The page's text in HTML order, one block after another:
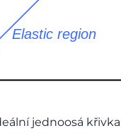
jednoosá